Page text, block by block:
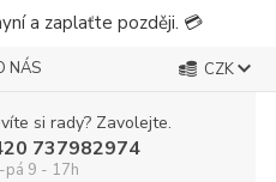
a zaplaťte později. 💳
NÁS CZK
si rady? Zavolejte.
737982974
pá 9 - 17h